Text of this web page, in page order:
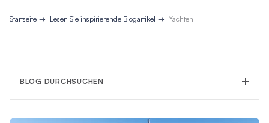
Startseite Lesen Sie inspirierende Blogartikel Yachten
BLOG DURCHSUCHEN